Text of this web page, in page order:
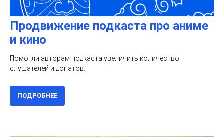
Продвижение подкаста про аниме
и кино
Помогли авторам подкаста увеличить количество
слушателей и донатов.
ПОДРОБНЕЕ